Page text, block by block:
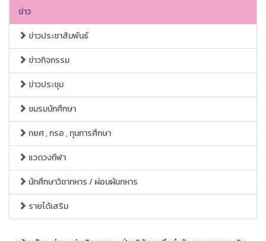
ข่าว
ข่าวประชาสัมพันธ์
ข่าวกิจกรรม
ข่าวประชุม
ชมรมนักศึกษา
กยศ , กรอ , ทุนการศึกษา
แวดวงกีฬา
นักศึกษาวิชาทหาร / ผ่อนผันทหาร
รายได้เสริม